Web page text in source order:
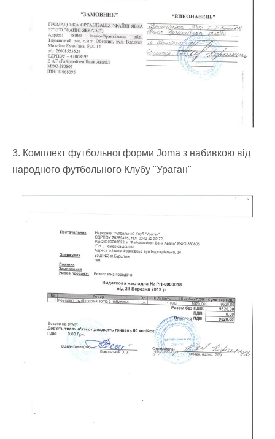
3. Комплект футбольної форми Joma з набивкою від
народного футбольного Клубу "Ураган"